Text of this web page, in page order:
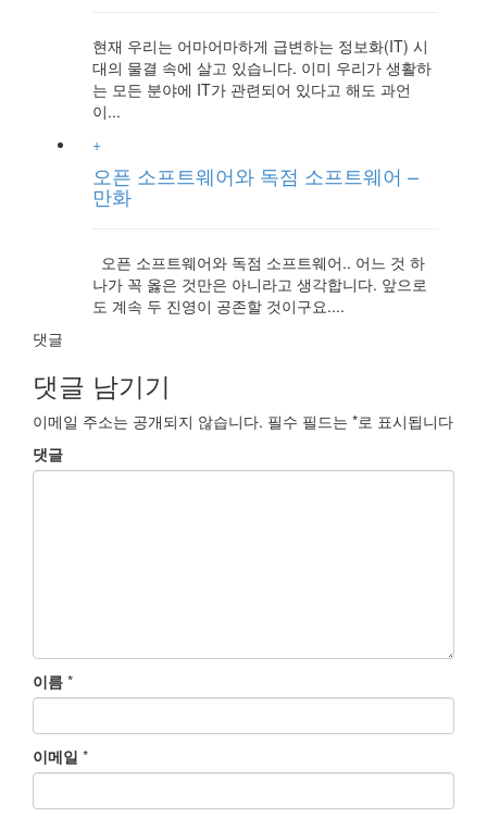
현재 우리는 어마어마하게 급변하는 정보화(IT) 시
대의 물결 속에 살고 있습니다. 이미 우리가 생활하
는 모든 분야에 IT가 관련되어 있다고 해도 과언
이...
+
오픈 소프트웨어와 독점 소프트웨어 –
만화
오픈 소프트웨어와 독점 소프트웨어.. 어느 것 하
나가 꼭 옳은 것만은 아니라고 생각합니다. 앞으로
도 계속 두 진영이 공존할 것이구요....
댓글
댓글 남기기
이메일 주소는 공개되지 않습니다. 필수 필드는 *로 표시됩니다
댓글
이름 *
이메일 *